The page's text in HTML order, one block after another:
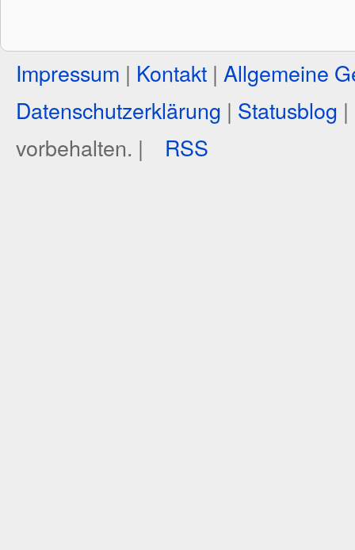
Impressum | Kontakt | Allgemeine
Datenschutzerklärung | Statusblog |
vorbehalten. |
RSS